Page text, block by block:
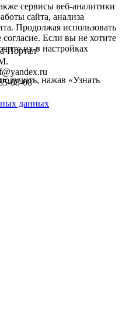
Портал"
08-08
данных
сервисы веб-аналитики
сайта, анализа
Продолжая использовать
Если вы не хотите
их в настройках
нажав «Узнать